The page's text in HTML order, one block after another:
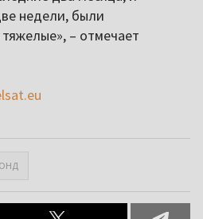
недели, были
– отмечает